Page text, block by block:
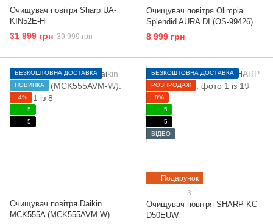
Очищувач повітря Sharp UA-
KIN52E-H
31 999 грн 39 999 грн
Очищувач повітря Olimpia
Splendid AURA DI (OS-99426)
8 999 грн
БЕЗКОШТОВНА ДОСТАВКА
НОВИНКА
−4%
5
5
Очищувач повітря Daikin
MCK555A (MCK555AVM-W)
Подарунок
БЕЗКОШТОВНА ДОСТАВКА
РОЗПРОДАЖ
−8%
5
5
ВІДЕО
3
Очищувач повітря SHARP KC-
D50EUW